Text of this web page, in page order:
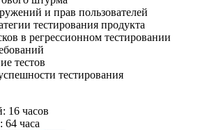
и прав пользователей
тестирования продукта
в регрессионном тестировании
тестов
тестирования
16 часов
64 часа